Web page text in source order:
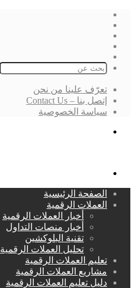
تعرّف علينا من نحن
إتصل بنا – Contact Us
سياسة الخصوصية
الصفحة الرئيسية
العملات الرقمية
أخبار العملات الرقمية
أخبار منصات التداول
تقنية البلوكشين
تحليل العملات الرقمية
تعليم العملات الرقمية
مشاريع العملات الرقمية
دليل تعليم العملات الرقمية